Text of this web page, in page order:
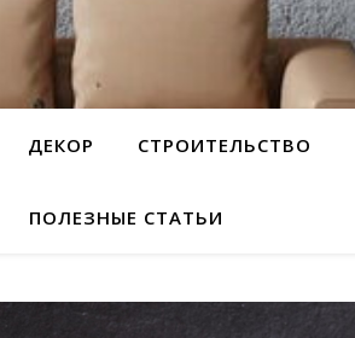
ДЕКОР СТРОИТЕЛЬСТВО
ПОЛЕЗНЫЕ СТАТЬИ